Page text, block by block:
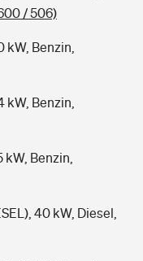
/ 506)
kW, Benzin,
kW, Benzin,
kW, Benzin,
40 kW, Diesel,